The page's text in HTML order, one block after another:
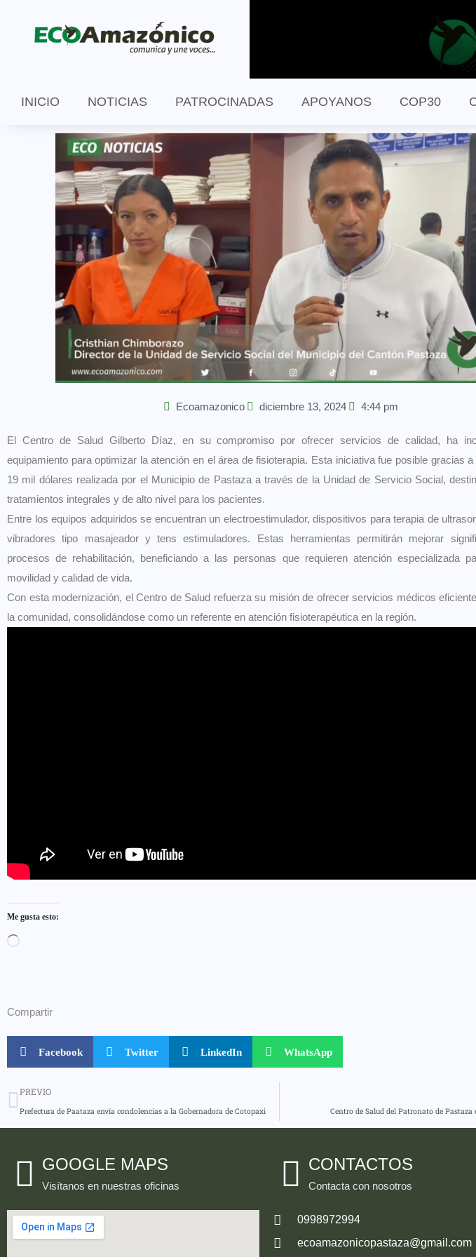
INICIO NOTICIAS PATROCINADAS APOYANOS COP30
Ecoamazonico diciembre 13, 2024 4:44 pm
El Centro de Salud Gilberto Díaz, en su compromiso por ofrecer servicios de calidad, ha
equipamiento para optimizar la atención en el área de fisioterapia. Esta iniciativa fue posible gracias
19 mil dólares realizada por el Municipio de Pastaza a través de la Unidad de Servicio Social,
tratamientos integrales y de alto nivel para los pacientes.
Entre los equipos adquiridos se encuentran un electroestimulador, dispositivos para terapia de
vibradores tipo masajeador y tens estimuladores. Estas herramientas permitirán mejorar
procesos de rehabilitación, beneficiando a las personas que requieren atención especializada
movilidad y calidad de vida.
Con esta modernización, el Centro de Salud refuerza su misión de ofrecer servicios médicos
la comunidad, consolidándose como un referente en atención fisioterapéutica en la región.
Me gusta esto:
Compartir
Facebook Twitter LinkedIn WhatsApp
PREVIO
Prefectura de Paataza envía condolencias a la Gobernadora de Cotopaxi Centro de Salud del Patronato de Pastaza
GOOGLE MAPS
Visítanos en nuestras oficinas
CONTACTOS
Contacta con nosotros
0998972994
ecoamazonicopastaza@gmail.com